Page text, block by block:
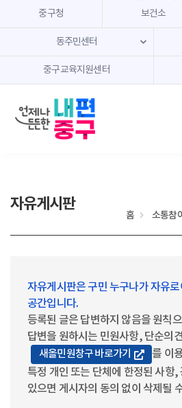
본문 내용 바로가
주메뉴 바로가기
중구청 보건소
동주민센터
중구교육지원센터
자유게시판
홈 소통참
자유게시판은 구민 누구나가 자유
공간입니다.
등록된 글은 답변하지 않음을 원칙
답변을 원하시는 민원사항, 단순의
새올민원창구 바로가기
를 이
특정 개인 또는 단체에 한정된 사항,
있으면 게시자의 동의 없이 삭제될